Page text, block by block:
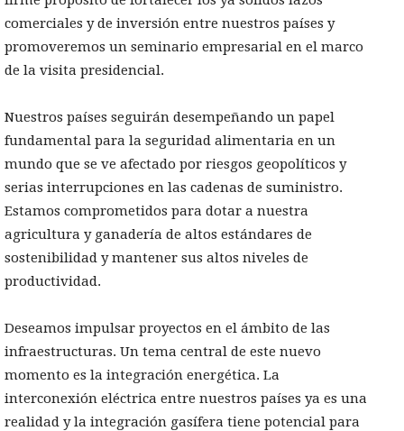
comerciales y de inversión entre nuestros países y
promoveremos un seminario empresarial en el marco
de la visita presidencial.
Nuestros países seguirán desempeñando un papel
fundamental para la seguridad alimentaria en un
mundo que se ve afectado por riesgos geopolíticos y
serias interrupciones en las cadenas de suministro.
Estamos comprometidos para dotar a nuestra
agricultura y ganadería de altos estándares de
sostenibilidad y mantener sus altos niveles de
productividad.
Deseamos impulsar proyectos en el ámbito de las
infraestructuras. Un tema central de este nuevo
momento es la integración energética. La
interconexión eléctrica entre nuestros países ya es una
realidad y la integración gasífera tiene potencial para